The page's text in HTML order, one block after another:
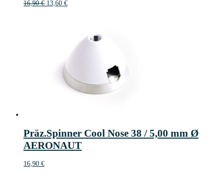
16,90€ Ursprünglicher
13,60 €Aktueller
Präz.Spinner Cool Nose 38 / 5,00 mm Ø
AERONAUT
16,90 €